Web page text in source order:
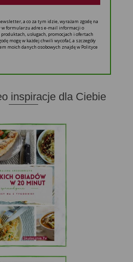
a co za tym idzie, wyrażam zgodę na
w formularzu adres e-mail informacji o
usługach, promocjach i ofertach
mogę w każdej chwili wycofać, a szczegóły
moich danych osobowych znajdę w Polityce
inspiracje dla Ciebie